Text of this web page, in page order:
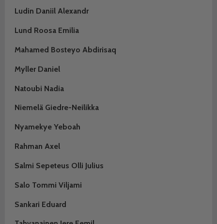
Ludin Daniil Alexandr
Lund Roosa Emilia
Mahamed Bosteyo Abdirisaq
Myller Daniel
Natoubi Nadia
Niemelä Giedre-Neilikka
Nyamekye Yeboah
Rahman Axel
Salmi Sepeteus Olli Julius
Salo Tommi Viljami
Sankari Eduard